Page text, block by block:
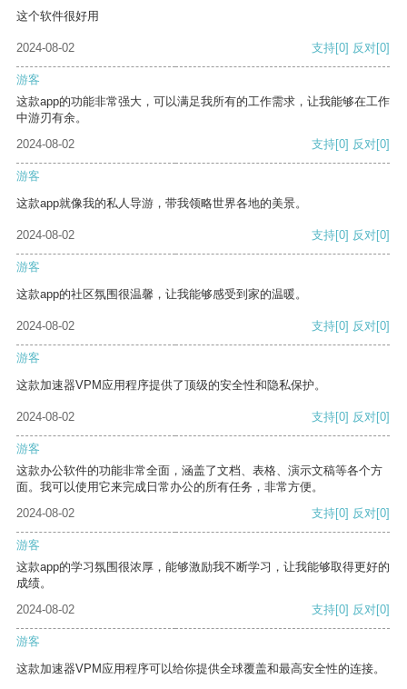
这个软件很好用
2024-08-02 支持[0] 反对[0]
游客
这款app的功能非常强大，可以满足我所有的工作需求，让我能够在工作
中游刃有余。
2024-08-02
支持[0] 反对[0]
游客
这款app就像我的私人导游，带我领略世界各地的美景。
2024-08-02 支持[0] 反对[0]
游客
这款app的社区氛围很温馨，让我能够感受到家的温暖。
2024-08-02 支持[0] 反对[0]
游客
这款加速器VPM应用程序提供了顶级的安全性和隐私保护。
2024-08-02 支持[0] 反对[0]
游客
这款办公软件的功能非常全面，涵盖了文档、表格、演示文稿等各个方
面。我可以使用它来完成日常办公的所有任务，非常方便。
2024-08-02
支持[0] 反对[0]
游客
这款app的学习氛围很浓厚，能够激励我不断学习，让我能够取得更好的
成绩。
2024-08-02
支持[0] 反对[0]
游客
这款加速器VPM应用程序可以给你提供全球覆盖和最高安全性的连接。